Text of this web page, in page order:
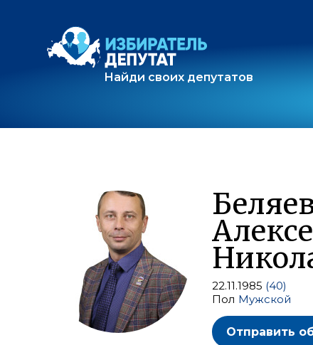
Найди своих депутатов
22.11.1985 (40)
Пол Мужской
Отправить